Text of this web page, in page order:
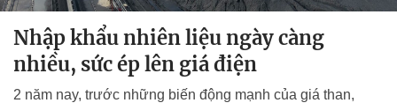
Nhập khẩu nhiên liệu ngày càng
nhiều, sức ép lên giá điện
2 năm nay, trước những biến động mạnh của giá than,